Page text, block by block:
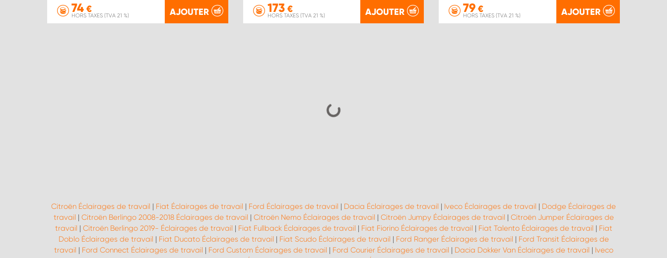
74 €
HORS TAXES (TVA 21 %) AJOUTER 173€
HORS TAXES (TVA 21 %) AJOUTER 79 €
HORS TAXES (TVA 21 %) AJOUTER
Citroën Éclairages de travail | Fiat Éclairages de travail | Ford Éclairages de travail | Dacia Éclairages de travail | Iveco Éclairages de travail | Dodge Éclairages de
travail | Citroën Berlingo 2008-2018 Éclairages de travail | Citroën Nemo Éclairages de travail | Citroën Jumpy Éclairages de travail | Citroën Jumper Éclairages de
travail | Citroën Berlingo 2019- Éclairages de travail | Fiat Fullback Éclairages de travail | Fiat Fiorino Éclairages de travail | Fiat Talento Éclairages de travail | Fiat
Doblo Éclairages de travail | Fiat Ducato Éclairages de travail | Fiat Scudo Éclairages de travail | Ford Ranger Éclairages de travail | Ford Transit Éclairages de
travail | Ford Connect Éclairages de travail | Ford Custom Éclairages de travail | Ford Courier Éclairages de travail | Dacia Dokker Van Éclairages de travail | Iveco